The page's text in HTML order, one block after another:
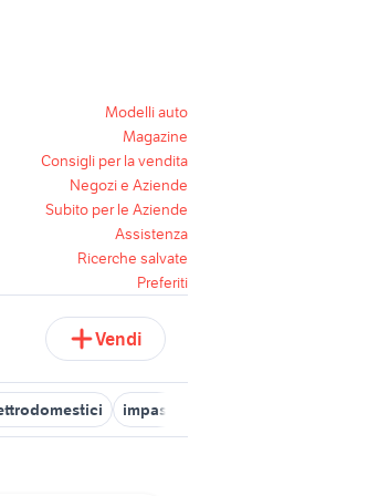
Modelli auto
Magazine
Consigli per la vendita
Negozi e Aziende
Subito per le Aziende
Assistenza
Ricerche salvate
Preferiti
Vendi
impastatrice bialetti